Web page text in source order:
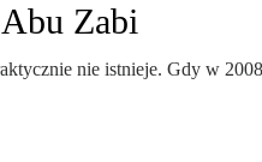
Zabi
nie istnieje. Gdy w